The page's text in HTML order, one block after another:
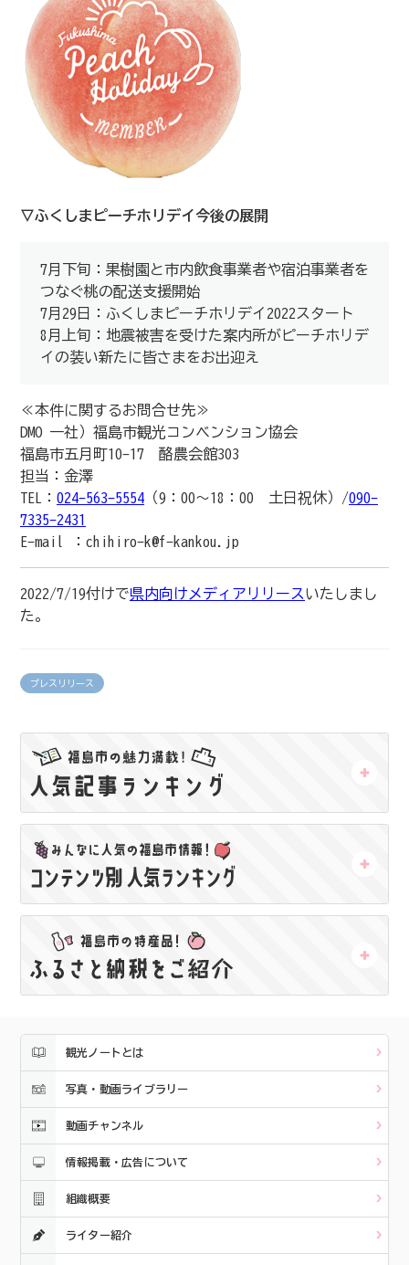
▽ふくしまピーチホリデイ今後の展開
7月下旬：果樹園と市内飲食事業者や宿泊事業者を
つなぐ桃の配送支援開始
7月29日：ふくしまピーチホリデイ2022スタート
8月上旬：地震被害を受けた案内所がピーチホリデ
イの装い新たに皆さまをお出迎え
≪本件に関するお問合せ先≫
DMO 一社）福島市観光コンベンション協会
福島市五月町10-17 酪農会館303
担当：金澤
TEL： 024-563-5554 （9：00～18：00 土日祝休）/090-
7335-2431
E-mail ：chihiro-k@f-kankou.jp
2022/7/19付けで県内向けメディアリリース いたしまし
た。
プレスリリース
観光ノートとは
写真・動画ライブラリー
動画チャンネル
情報掲載・広告について
組織概要
ライター紹介